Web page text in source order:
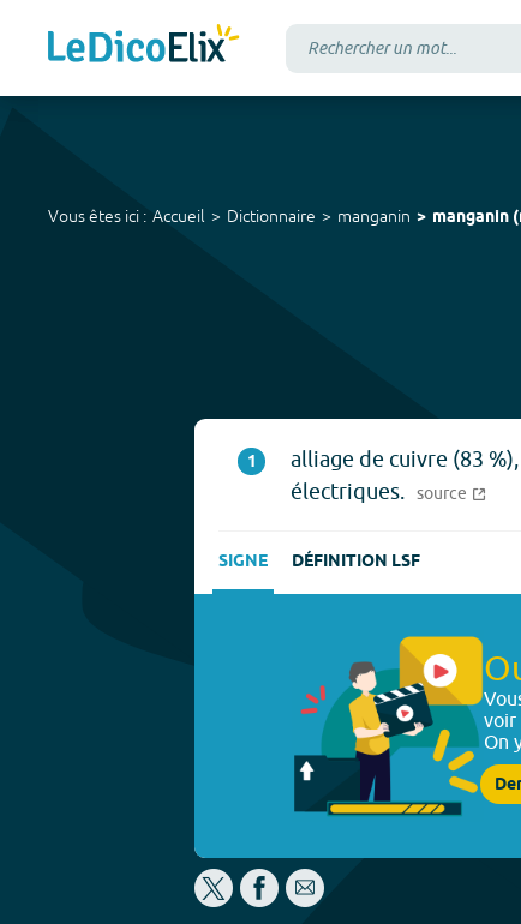
Vous êtes ici : Accueil Dictionnaire manganin manganin (
1
alliage de cuivre (83
électriques. source
SIGNE DÉFINITION LSF
voir
On